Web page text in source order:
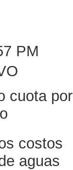
cuota por
costos
aguas